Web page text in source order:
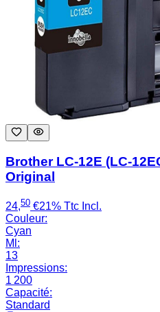
Brother LC-12E (LC-
Original
24,50 €21% Ttc Incl.
Couleur:
Cyan
Ml :
13
Impressions:
1 200
Capacité:
Standard